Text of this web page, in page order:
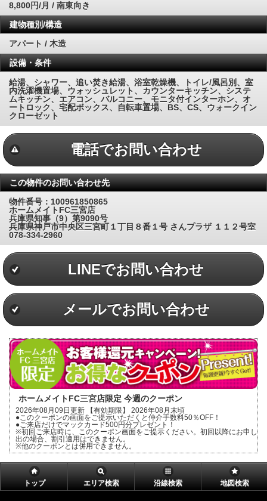
8,800円/月 / 南東向き
建物種別/構造
アパート / 木造
設備・条件
給湯、シャワー、追い焚き給湯、浴室乾燥機、トイレ/風呂別、室
内洗濯機置場、ウォッシュレット、カウンターキッチン、システ
ムキッチン、エアコン、バルコニー、モニタ付インターホン、オ
ートロック、宅配ボックス、自転車置場、BS、CS、ウォークイン
クローゼット
電話でお問い合わせ
この物件のお問い合わせ先
物件番号：100961850865
ホームメイトFC三宮店
兵庫県知事（9）第9090号
兵庫県神戸市中央区三宮町１丁目８番１号 さんプラザ １１２号室
078-334-2960
LINEでお問い合わせ
メールでお問い合わせ
ホームメイトFC三宮店限定 今週のクーポン
2026年08月09日更新 【有効期限】 2026年08月末頃
●このクーポンの画面をご提示いただくと仲介手数料50％OFF！
●ご来店だけでマックカード500円分プレゼント！
※初回ご来店時に、このクーポン画面をご提示ください。初回以降にお申し
出の場合、割引適用はできません。
※他のクーポンとは併用できません。
トップ エリア検索 沿線検索 地図検索